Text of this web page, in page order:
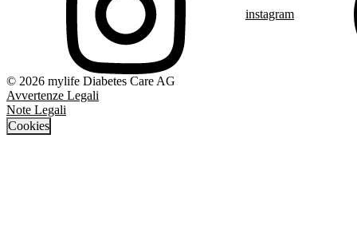
instagram
© 2026 mylife Diabetes Care AG
Avvertenze Legali
Note Legali
Cookies